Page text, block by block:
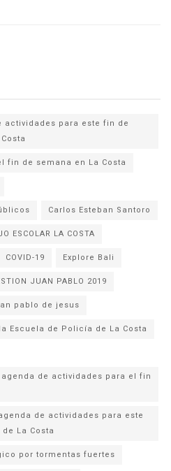
actividades para este fin de
fin de semana en La Costa
Carlos Esteban Santoro
ESCOLAR LA COSTA
COVID-19
Explore Bali
JUAN PABLO 2019
pablo de jesus
agenda de actividades para el fin
de actividades para este
La Costa
por tormentas fuertes